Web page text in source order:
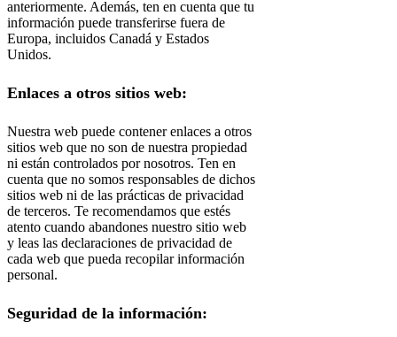
anteriormente. Además, ten en cuenta que tu
información puede transferirse fuera de
Europa, incluidos Canadá y Estados
Unidos.
Enlaces a otros sitios web:
Nuestra web puede contener enlaces a otros
sitios web que no son de nuestra propiedad
ni están controlados por nosotros. Ten en
cuenta que no somos responsables de dichos
sitios web ni de las prácticas de privacidad
de terceros. Te recomendamos que estés
atento cuando abandones nuestro sitio web
y leas las declaraciones de privacidad de
cada web que pueda recopilar información
personal.
Seguridad de la información: